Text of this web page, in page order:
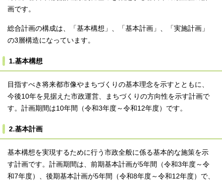
画です。
総合計画の構成は、「基本構想」、「基本計画」、「実施計画」
の3層構造になっています。
1.基本構想
目指すべき将来都市像やまちづくりの基本理念を示すとともに、
今後10年を見据えた市政運営、まちづくりの方向性を示す計画で
す。計画期間は10年間（令和3年度～令和12年度）です。
2.基本計画
基本構想を実現するために行う市政全般に係る基本的な施策を示
す計画です。計画期間は、前期基本計画が5年間（令和3年度～令
和7年度）、後期基本計画が5年間（令和8年度～令和12年度）で、